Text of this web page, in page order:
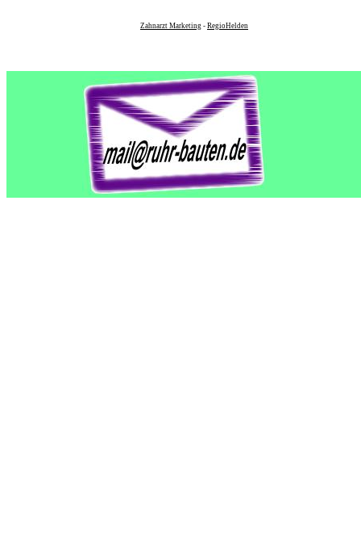
Zahnarzt Marketing - RegioHelden